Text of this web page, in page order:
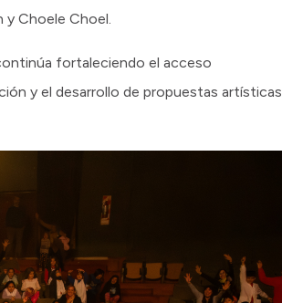
y Choele Choel.
fortaleciendo el acceso
y el desarrollo de propuestas artísticas